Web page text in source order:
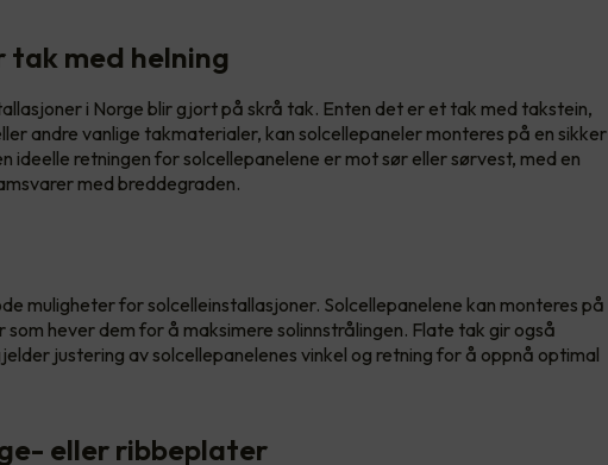
tak med helning
i Norge blir gjort på skrå tak. Enten det er et tak med takstein,
andre vanlige takmaterialer, kan solcellepaneler monteres på en sikker
ideelle retningen for solcellepanelene er mot sør eller sørvest, med en
med breddegraden.
muligheter for solcelleinstallasjoner. Solcellepanelene kan monteres på
hever dem for å maksimere solinnstrålingen. Flate tak gir også
justering av solcellepanelenes vinkel og retning for å oppnå optimal
eller ribbeplater